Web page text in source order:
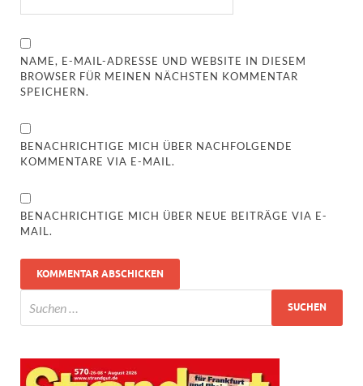
NAME, E-MAIL-ADRESSE UND WEBSITE IN DIESEM
BROWSER FÜR MEINEN NÄCHSTEN KOMMENTAR
SPEICHERN.
BENACHRICHTIGE MICH ÜBER NACHFOLGENDE
KOMMENTARE VIA E-MAIL.
BENACHRICHTIGE MICH ÜBER NEUE BEITRÄGE VIA E-
MAIL.